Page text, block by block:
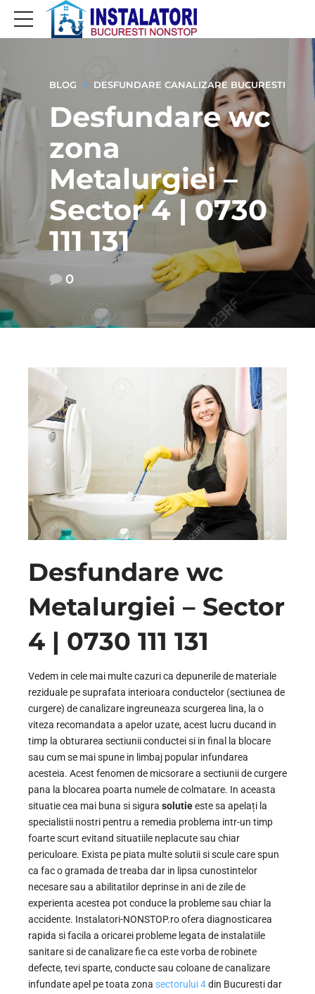
BLOG DESFUNDARE CANALIZARE BUCURESTI
Desfundare wc
zona
Metalurgiei –
Sector 4 | 0730
111 131
0
Desfundare wc
Metalurgiei – Sector
4 | 0730 111 131
Vedem in cele mai multe cazuri ca depunerile de materiale
reziduale pe suprafata interioara conductelor (sectiunea de
curgere) de canalizare ingreuneaza scurgerea lina, la o
viteza recomandata a apelor uzate, acest lucru ducand in
timp la obturarea sectiunii conductei si in final la blocare
sau cum se mai spune in limbaj popular infundarea
acesteia. Acest fenomen de micsorare a sectiunii de curgere
pana la blocarea poarta numele de colmatare. In aceasta
situatie cea mai buna si sigura solutieeste sa apelați la
specialistii nostri pentru a remedia problema intr-un timp
foarte scurt evitand situatiile neplacute sau chiar
periculoare. Exista pe piata multe solutii si scule care spun
ca fac o gramada de treaba dar in lipsa cunostintelor
necesare sau a abilitatilor deprinse in ani de zile de
experienta acestea pot conduce la probleme sau chiar la
accidente. Instalatori-NONSTOP.ro ofera diagnosticarea
rapida si facila a oricarei probleme legata de instalatiile
sanitare si de canalizare fie ca este vorba de robinete
defecte, tevi sparte, conducte sau coloane de canalizare
infundate apel pe toata zona sectorului 4din Bucuresti dar